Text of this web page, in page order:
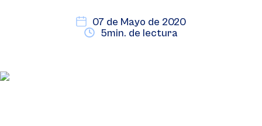
07 de Mayo de 2020
5min. de lectura